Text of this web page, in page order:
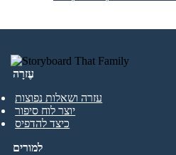
עֶזרָה
עזרה ושאלות נפוצות
יוצר לוח סיפור
כיצד להדפיס
למורים